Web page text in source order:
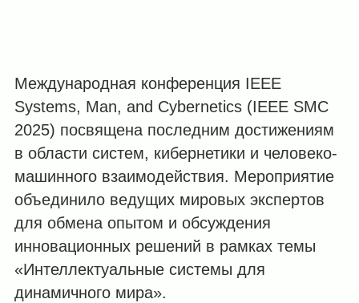
Международная конференция IEEE
Systems, Man, and Cybernetics (IEEE SMC
2025) посвящена последним достижениям
в области систем, кибернетики и человеко-
машинного взаимодействия. Мероприятие
объединило ведущих мировых экспертов
для обмена опытом и обсуждения
инновационных решений в рамках темы
«Интеллектуальные системы для
динамичного мира».